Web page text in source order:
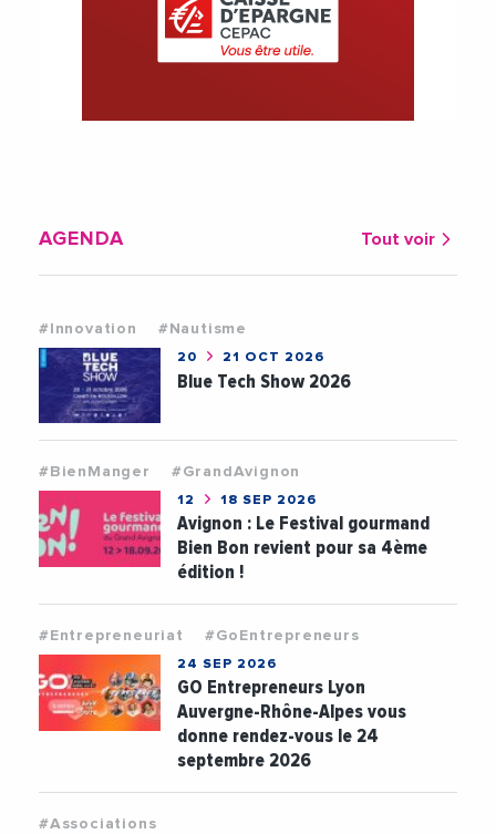
AGENDA Tout voir
#Innovation #Nautisme
20 21 OCT 2026
Blue Tech Show 2026
#BienManger #GrandAvignon
12 18 SEP 2026
Avignon : Le Festival gourmand
Bien Bon revient pour sa 4ème
édition !
#Entrepreneuriat #GoEntrepreneurs
24 SEP 2026
GO Entrepreneurs Lyon
Auvergne-Rhône-Alpes vous
donne rendez-vous le 24
septembre 2026
#Associations